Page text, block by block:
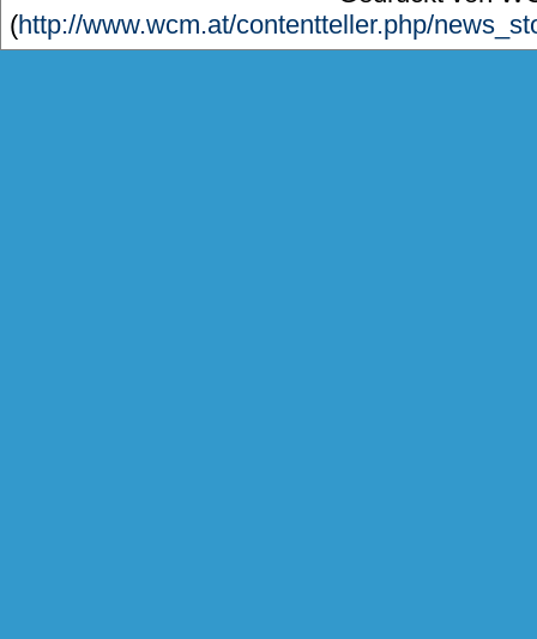
(http://www.wcm.at/contentteller.php/